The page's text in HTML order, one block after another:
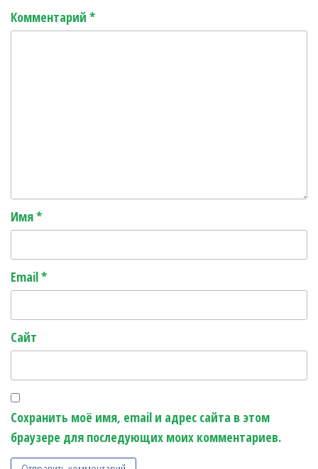
Комментарий *
Имя*
Email*
Сайт
Сохранить моё имя, email и адрес сайта в этом
браузере для последующих моих комментариев.